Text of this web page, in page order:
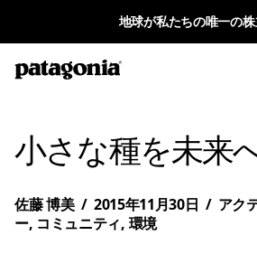
地球が私たちの唯一の
小さな種を未来
佐藤 博美 / 2015年11月30日 / アク
ー, コミュニティ, 環境